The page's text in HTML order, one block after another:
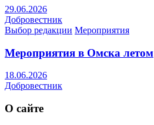
29.06.2026
Добровестник
Выбор редакции Мероприятия
Мероприятия в Омска летом
18.06.2026
Добровестник
О сайте